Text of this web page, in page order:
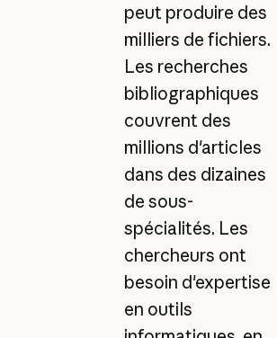
peut produire des
milliers de fichiers.
Les recherches
bibliographiques
couvrent des
millions d'articles
dans des dizaines
de sous-
spécialités. Les
chercheurs ont
besoin d'expertise
en outils